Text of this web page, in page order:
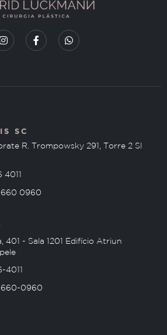
SC
R. Trompowsky 291, Torre 2 Sl
4011
0960
401 - Sala 1201 Edifício Atriun
4011
0960